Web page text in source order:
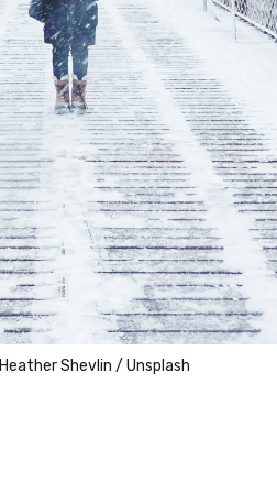
Heather Shevlin / Unsplash